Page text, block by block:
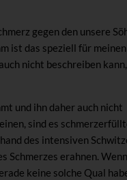
gegen den unsere
ist das speziell für meinen
nicht beschreiben
und ihn daher auch nicht
sind es
des intensiven
Schmerzes erahnen.
keine solche Qual